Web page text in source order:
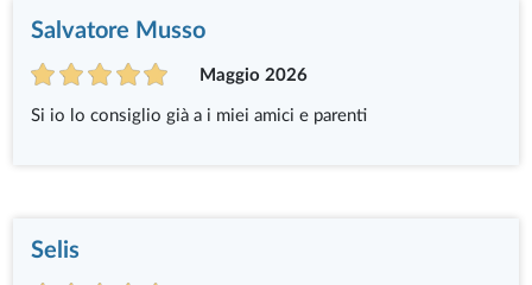
Salvatore Musso
Maggio 2026
Si io lo consiglio già a i miei amici e parenti
Selis